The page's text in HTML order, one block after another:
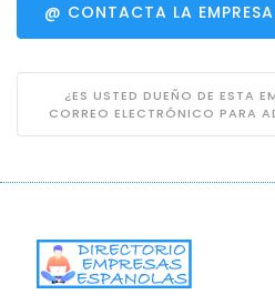
@ CONTACTA LA EMPRESA
¿ES USTED DUEÑO DE ESTA
CORREO ELECTRÓNICO PARA